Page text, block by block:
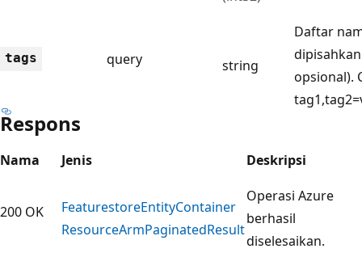
tags query string
Daftar
opsional).
Respons
Nama Jenis Deskripsi
200 OK FeaturestoreEntityContainer
ResourceArmPaginatedResult
Operasi Azure
berhasil
diselesaikan.